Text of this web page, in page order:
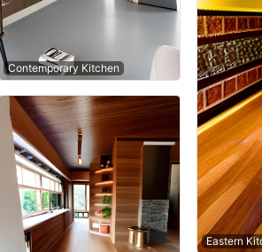
Contemporary Kitchen
Eastern